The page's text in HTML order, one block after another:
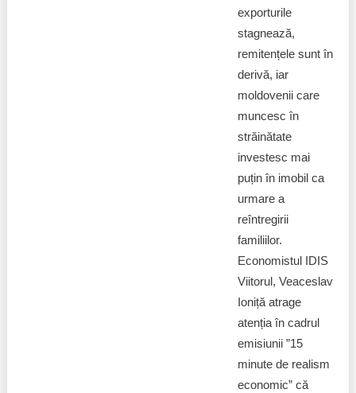
exporturile
stagnează,
remitențele sunt în
derivă, iar
moldovenii care
muncesc în
străinătate
investesc mai
puțin în imobil ca
urmare a
reîntregirii
familiilor.
Economistul IDIS
Viitorul, Veaceslav
Ioniță atrage
atenția în cadrul
emisiunii ”15
minute de realism
economic” că